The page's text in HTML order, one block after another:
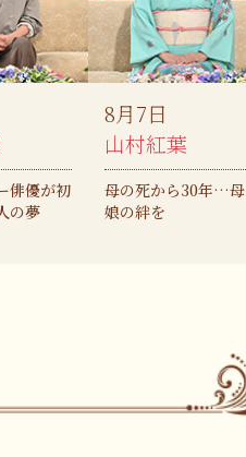
俳優が初
の夢
8月7日
山村紅葉
母の死から30年…母
娘の絆を